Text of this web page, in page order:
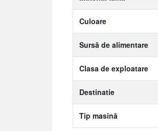
Culoare
Sursă de alimentare
Clasa de exploatare
Destinatie
Tip masină